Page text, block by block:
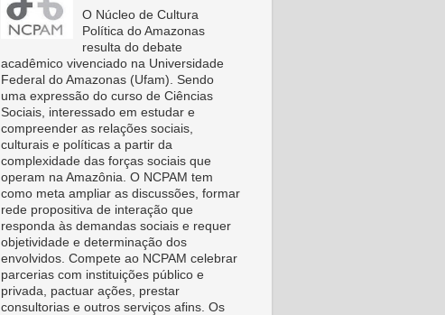
O Núcleo de Cultura
Política do Amazonas
resulta do debate
acadêmico vivenciado na Universidade
Federal do Amazonas (Ufam). Sendo
uma expressão do curso de Ciências
Sociais, interessado em estudar e
compreender as relações sociais,
culturais e políticas a partir da
complexidade das forças sociais que
operam na Amazônia. O NCPAM tem
como meta ampliar as discussões, formar
rede propositiva de interação que
responda às demandas sociais e requer
objetividade e determinação dos
envolvidos. Compete ao NCPAM celebrar
parcerias com instituições público e
privada, pactuar ações, prestar
consultorias e outros serviços afins. Os